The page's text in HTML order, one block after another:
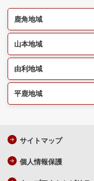
鹿角地域
山本地域
由利地域
平鹿地域
サイトマップ
個人情報保護